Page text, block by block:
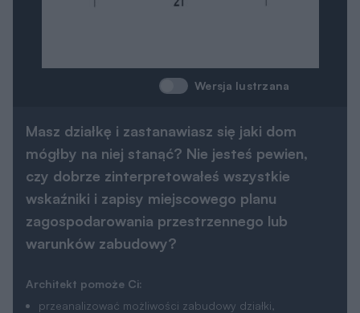
Wersja lustrzana
Masz działkę i zastanawiasz się jaki dom
mógłby na niej stanąć? Nie jesteś pewien,
czy dobrze zinterpretowałeś wszystkie
wskaźniki i zapisy miejscowego planu
zagospodarowania przestrzennego lub
warunków zabudowy?
Architekt pomoże Ci:
przeanalizować możliwości zabudowy działki,